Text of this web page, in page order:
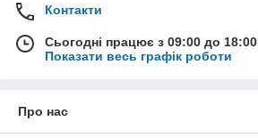
Контакти
Сьогодні працює з 09:00 до 18:00
Показати весь графік роботи
Про нас